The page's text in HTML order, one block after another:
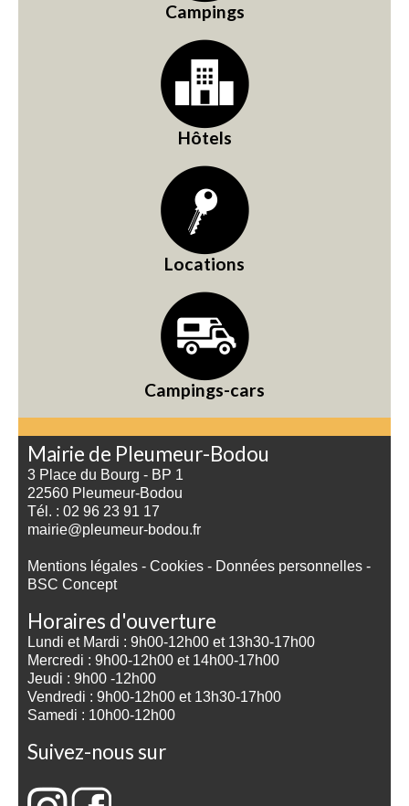
Campings
Hôtels
Locations
Campings-cars
Mairie de Pleumeur-Bodou
3 Place du Bourg - BP 1
22560 Pleumeur-Bodou
Tél. : 02 96 23 91 17
mairie@pleumeur-bodou.fr
Mentions légales - Cookies - Données personnelles -
BSC Concept
Horaires d'ouverture
Lundi et Mardi : 9h00-12h00 et 13h30-17h00
Mercredi : 9h00-12h00 et 14h00-17h00
Jeudi : 9h00 -12h00
Vendredi : 9h00-12h00 et 13h30-17h00
Samedi : 10h00-12h00
Suivez-nous sur